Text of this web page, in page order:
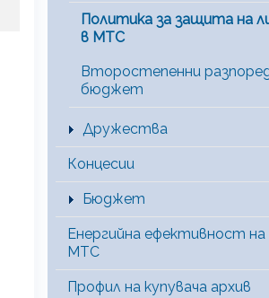
Политика за защита на
в МТС
Второстепенни
бюджет
Дружества
Концесии
Бюджет
Енергийна ефективност на
МТС
Профил на купувача архив